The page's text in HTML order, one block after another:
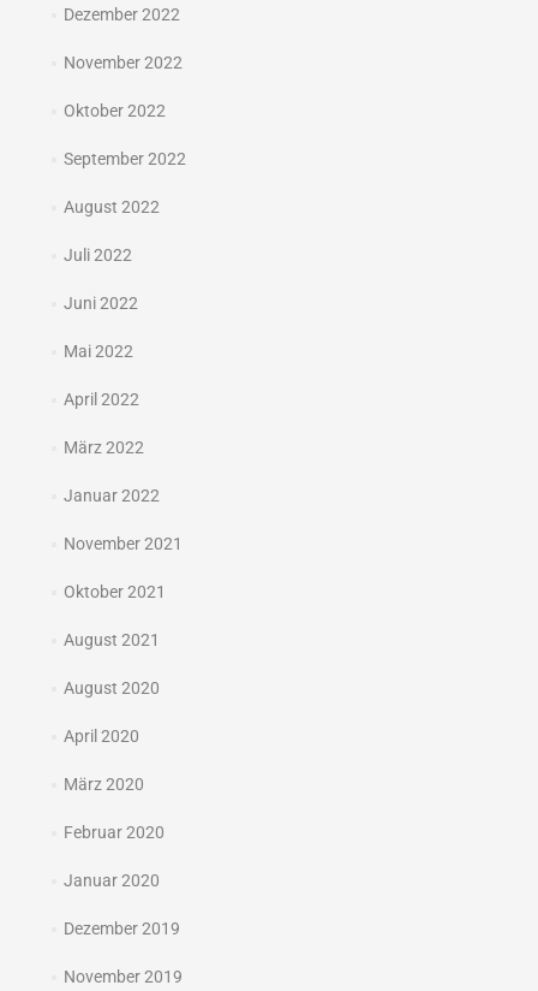
Dezember 2022
November 2022
Oktober 2022
September 2022
August 2022
Juli 2022
Juni 2022
Mai 2022
April 2022
März 2022
Januar 2022
November 2021
Oktober 2021
August 2021
August 2020
April 2020
März 2020
Februar 2020
Januar 2020
Dezember 2019
November 2019